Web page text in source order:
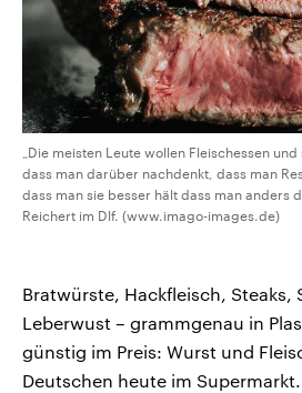
„Die meisten Leute wollen Fleischessen
dass man darüber nachdenkt, dass man
dass man sie besser hält dass man anders
Reichert im Dlf. (www.imago-images.de)
Bratwürste, Hackfleisch, Steaks,
Leberwust – grammgenau in
günstig im Preis: Wurst und
Deutschen heute im